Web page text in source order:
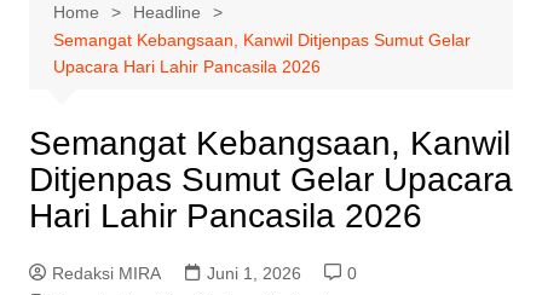
Home
Headline
Semangat Kebangsaan, Kanwil Ditjenpas Sumut Gelar
Upacara Hari Lahir Pancasila 2026
Semangat Kebangsaan, Kanwil
Ditjenpas Sumut Gelar Upacara
Hari Lahir Pancasila 2026
Redaksi MIRA Juni 1, 2026
0